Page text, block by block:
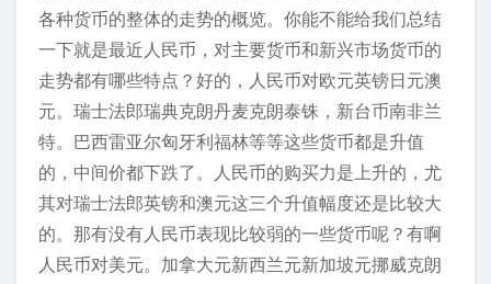
各种货币的整体的走势的概览。你能不能给我们总结
一下就是最近人民币，对主要货币和新兴市场货币的
走势都有哪些特点？好的，人民币对欧元英镑日元澳
元。瑞士法郎瑞典克朗丹麦克朗泰铢，新台币南非兰
特。巴西雷亚尔匈牙利福林等等这些货币都是升值
的，中间价都下跌了。人民币的购买力是上升的，尤
其对瑞士法郎英镑和澳元这三个升值幅度还是比较大
的。那有没有人民币表现比较弱的一些货币呢？有啊
人民币对美元。加拿大元新西兰元新加坡元挪威克朗